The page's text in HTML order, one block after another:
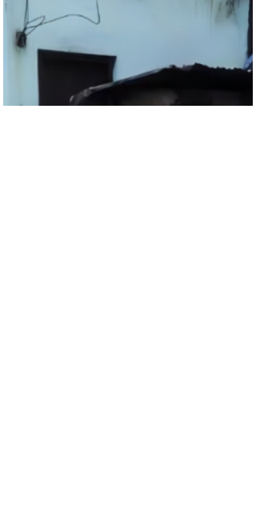
un joven sin vida
Autoridades informaron acerca de una
movilización policiaca al norte de la
ciudad esta tarde. Y es que una tragedia se
suscitaban en una vivienda ubicada en las
inmediaciones de la colonia Ponce de